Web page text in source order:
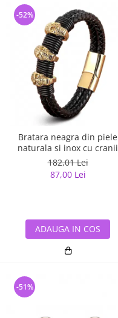
Bratara neagra din piele
naturala si inox cu cranii
182,01 Lei
87,00 Lei
-52%
ADAUGA IN COS
-51%